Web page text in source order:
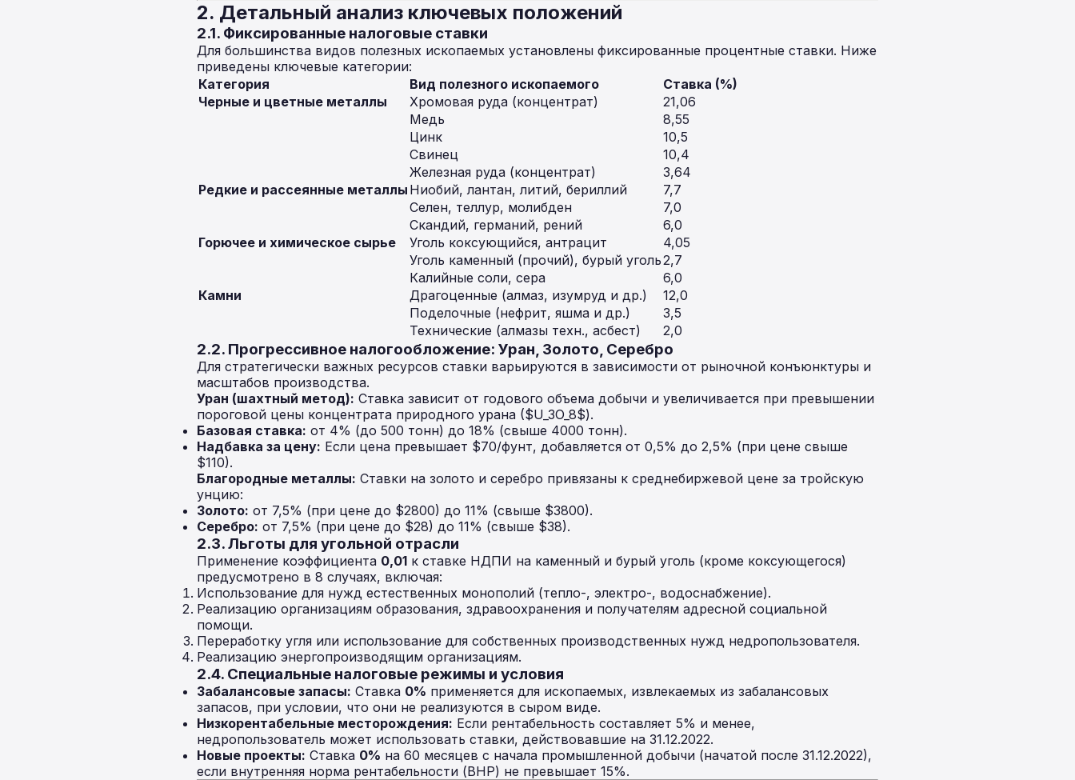
2. Детальный анализ ключевых положений
2.1. Фиксированные налоговые ставки
Для большинства видов полезных ископаемых установлены фиксированные процентные ставки. Ниже
приведены ключевые категории:
Категория
Вид полезного ископаемого
Ставка (%)
Черные и цветные металлы
Хромовая руда (концентрат)
21,06
Медь
8,55
Цинк
10,5
Свинец
10,4
Железная руда (концентрат)
3,64
Редкие и рассеянные металлы Ниобий, лантан, литий, бериллий
7,7
Селен, теллур, молибден
7,0
Скандий, германий, рений
6,0
Горючее и химическое сырье
Уголь коксующийся, антрацит
4,05
Уголь каменный (прочий), бурый уголь2,7
Калийные соли, сера
6,0
Камни
Драгоценные (алмаз, изумруд и др.)
12,0
Поделочные (нефрит, яшма и др.)
3,5
Технические (алмазы техн., асбест)
2,0
2.2. Прогрессивное налогообложение: Уран, Золото, Серебро
Для стратегически важных ресурсов ставки варьируются в зависимости от рыночной конъюнктуры и
масштабов производства.
Уран (шахтный метод): Ставка зависит от годового объема добычи и увеличивается при превышении
пороговой цены концентрата природного урана ($U_3O_8$).
Базовая ставка: от 4% (до 500 тонн) до 18% (свыше 4000 тонн).
Надбавка за цену: Если цена превышает $70/фунт, добавляется от 0,5% до 2,5% (при цене свыше
$110).
Благородные металлы: Ставки на золото и серебро привязаны к среднебиржевой цене за тройскую
унцию:
Золото: от 7,5% (при цене до $2800) до 11% (свыше $3800).
Серебро: от 7,5% (при цене до $28) до 11% (свыше $38).
2.3. Льготы для угольной отрасли
Применение коэффициента 0,01 к ставке НДПИ на каменный и бурый уголь (кроме коксующегося)
предусмотрено в 8 случаях, включая:
Использование для нужд естественных монополий (тепло-, электро-, водоснабжение).
Реализацию организациям образования, здравоохранения и получателям адресной социальной
помощи.
Переработку угля или использование для собственных производственных нужд недропользователя.
Реализацию энергопроизводящим организациям.
2.4. Специальные налоговые режимы и условия
Забалансовые запасы: Ставка 0% применяется для ископаемых, извлекаемых из забалансовых
запасов, при условии, что они не реализуются в сыром виде.
Низкорентабельные месторождения: Если рентабельность составляет 5% и менее,
недропользователь может использовать ставки, действовавшие на 31.12.2022.
Новые проекты: Ставка 0% на 60 месяцев с начала промышленной добычи (начатой после 31.12.2022),
если внутренняя норма рентабельности (ВНР) не превышает 15%.